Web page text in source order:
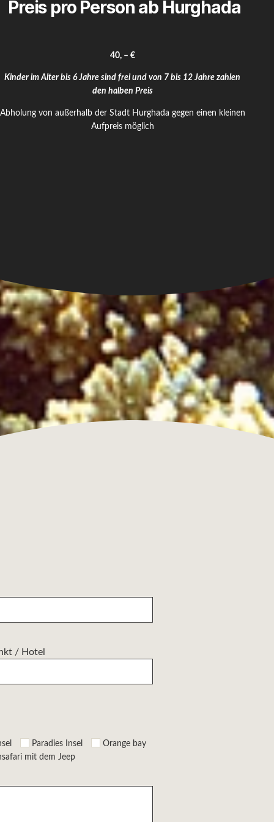
Preis pro Person ab Hurghada
40, – €
Kinder im Alter bis 6 Jahre sind frei und von 7 bis 12 Jahre zahlen
den halben Preis
Abholung von außerhalb der Stadt Hurghada gegen einen kleinen
Aufpreis möglich
/ Hotel
Paradies Insel
Orange bay
mit dem Jeep